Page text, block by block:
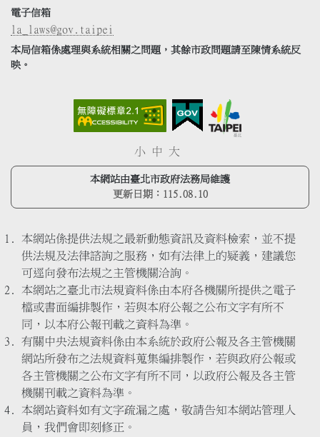
電子信箱
la_laws@gov.taipei
本局信箱係處理與系統相關之問題，其餘市政問題請至陳情系統反
映。
小 中 大
本網站由臺北市政府法務局維護
更新日期： 115.08.10
本網站係提供法規之最新動態資訊及資料檢索，並不提
供法規及法律諮詢之服務，如有法律上的疑義，建議您
可逕向發布法規之主管機關洽詢。
本網站之臺北市法規資料係由本府各機關所提供之電子
檔或書面編排製作，若與本府公報之公布文字有所不
同，以本府公報刊載之資料為準。
有關中央法規資料係由本系統於政府公報及各主管機關
網站所發布之法規資料蒐集編排製作，若與政府公報或
各主管機關之公布文字有所不同，以政府公報及各主管
機關刊載之資料為準。
本網站資料如有文字疏漏之處，敬請告知本網站管理人
員，我們會即刻修正。